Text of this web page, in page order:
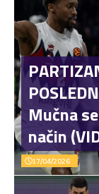
Mučna
način
17/04/2026